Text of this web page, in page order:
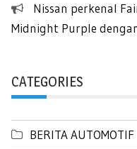
Nissan perkenal
Midnight Purple
CATEGORIES
BERITA AUTOMOTIF